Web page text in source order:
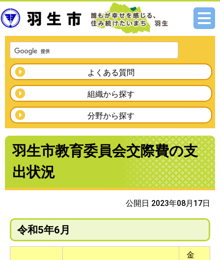
メニ
よくある質問
組織から探す
分野から探す
羽生市教育委員会交際費の支
出状況
公開日 2023年08月17日
令和5年6月
金